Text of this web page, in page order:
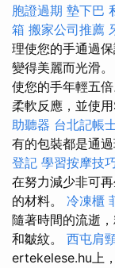
胞證過期 墊下巴
箱 搬家公司推薦
理使您的手通過
變得美麗而光滑。
使您的手年輕五倍
柔軟反應，並使
助聽器 台北記帳
有的包裝都是通
登記 學習按摩技
在努力減少非可
的材料。 冷凍櫃
隨著時間的流逝
和皺紋。 西屯肩
ertekelese.hu上